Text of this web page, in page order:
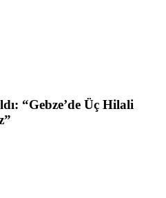
“Gebze’de Üç Hilali